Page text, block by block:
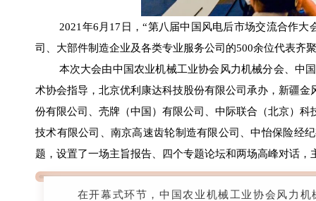
2021年6月17日，“第八届中国风电后市场交流合作大
司、大部件制造企业及各类专业服务公司的500余位代表齐
本次大会由中国农业机械工业协会风力机械分会、中国
术协会指导，北京优利康达科技股份有限公司承办，新疆
份有限公司、壳牌（中国）有限公司、中际联合（北京）
技术有限公司、南京高速齿轮制造有限公司、中怡保险经
题，设置了一场主旨报告、四个专题论坛和两场高峰对话
在开幕式环节，中国农业机械工业协会风力机